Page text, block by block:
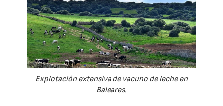
Explotación extensiva de vacuno de leche en
Baleares.